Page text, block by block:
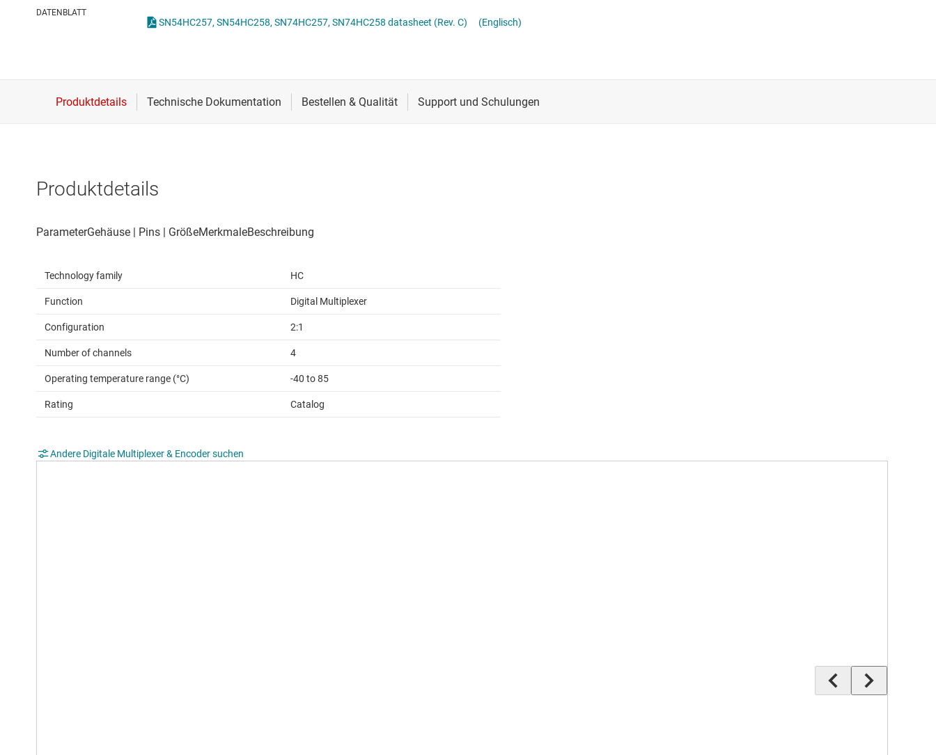
Isolierung Verstärker
DATENBLATT
SN54HC257, SN54HC258, SN74HC257, SN74HC258 datasheet (Rev. C) (Englisch)
Produktdetails
Technology family HC
Function Digital Multiplexer
Configuration 2:1
Number of channels 4
Operating temperature range (°C) -40 to 85
Rating Catalog
Andere Digitale Multiplexer & Encoder suchen